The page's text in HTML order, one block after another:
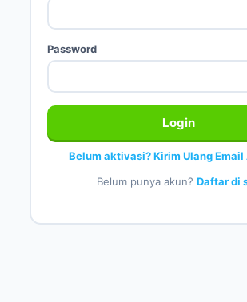
Password
Login
Belum aktivasi? Kirim Ulang
Belum punya akun? Daftar di